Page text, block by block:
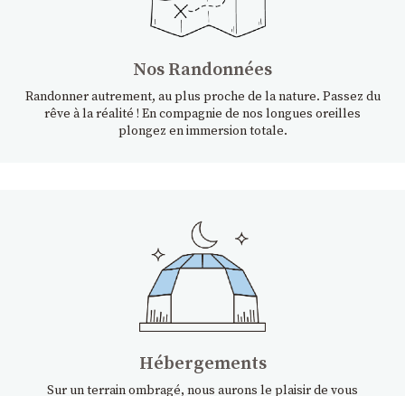
Nos Randonnées
Randonner autrement, au plus proche de la nature. Passez du
rêve à la réalité ! En compagnie de nos longues oreilles
plongez en immersion totale.
Hébergements
Sur un terrain ombragé, nous aurons le plaisir de vous